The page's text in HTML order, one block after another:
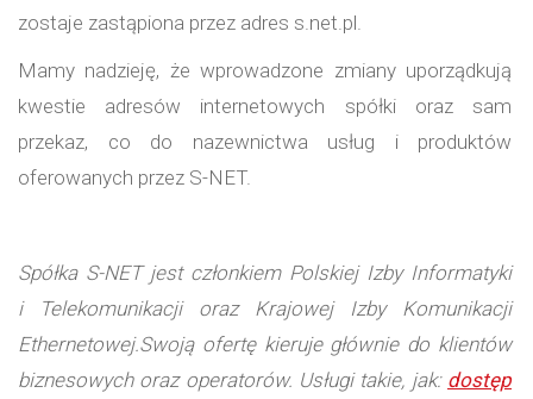
zostaje zastąpiona przez adres s.net.pl.
Mamy nadzieję, że wprowadzone zmiany uporządkują
kwestie adresów internetowych spółki oraz sam
przekaz, co do nazewnictwa usług i produktów
oferowanych przez S-NET.
Spółka S-NET jest członkiem Polskiej Izby Informatyki
i Telekomunikacji oraz Krajowej Izby Komunikacji
Ethernetowej.Swoją ofertę kieruje głównie do klientów
biznesowych oraz operatorów. Usługi takie, jak: dostęp